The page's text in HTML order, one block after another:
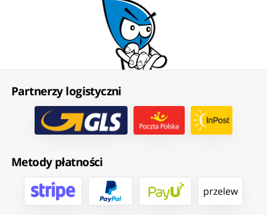
Partnerzy logistyczni
Metody płatności
przelew